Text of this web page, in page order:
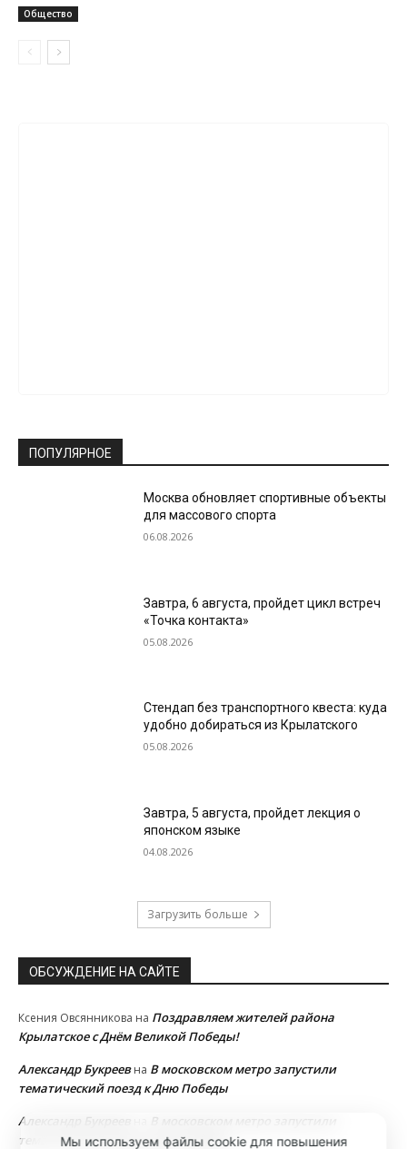
Общество
ПОПУЛЯРНОЕ
Москва обновляет спортивные объекты
для массового спорта
06.08.2026
Завтра, 6 августа, пройдет цикл встреч
«Точка контакта»
05.08.2026
Стендап без транспортного квеста: куда
удобно добираться из Крылатского
05.08.2026
Завтра, 5 августа, пройдет лекция о
японском языке
04.08.2026
Загрузить больше
ОБСУЖДЕНИЕ НА САЙТЕ
Ксения Овсянникова на Поздравляем жителей района
Крылатское с Днём Великой Победы!
Александр Букреевна В московском метро запустили
тематический поезд к Дню Победы
Александр Букреев
В московском метро запустили
тематический поезд к Дню Победы
Мы используем файлы cookie для повышения